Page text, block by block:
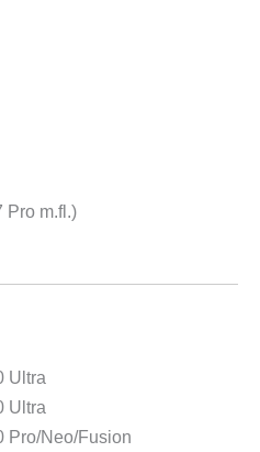
Pro m.fl.)
Ultra
Ultra
Pro/Neo/Fusion